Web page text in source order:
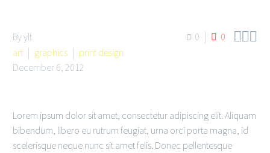
0 0 
By ylt
art
graphics
print design
December 6, 2012
Lorem ipsum dolor sit amet, consectetur adipiscing elit. Aliquam
bibendum, libero eu rutrum feugiat, urna orci porta magna, id
scelerisque neque nunc sit amet felis. Donec pellentesque